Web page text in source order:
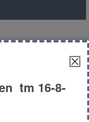
☒
tm 16-8-